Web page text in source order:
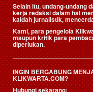
Selain itu, undang-undang
kerja redaksi dalam hal
kaidah jurnalistik,
Kami, para pengelola
maupun kritik para
diperlukan.
INGIN BERGABUNG
KLIKWARTA.COM?
Hubungi sekarang: